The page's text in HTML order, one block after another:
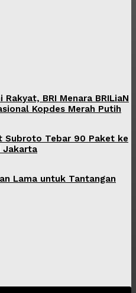
BRI Menara BRILiaN
Kopdes Merah Putih
Subroto Tebar 90 Paket ke
Jakarta
Lama untuk Tantangan